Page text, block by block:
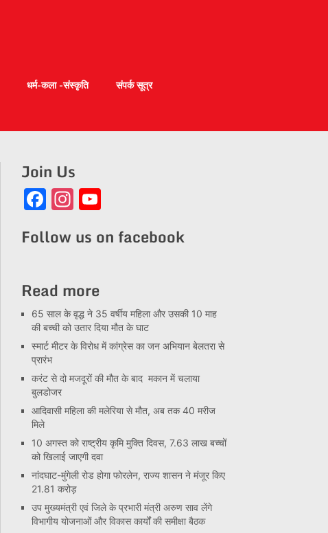
धर्म-कला -संस्कृति
संपर्क सूत्र
Join Us
Facebook
Instagram
Follow us on facebook
Read more
65 साल के वृद्ध ने 35 वर्षीय महिला और उसकी 10 माह
की बच्ची को उतार दिया मौत के घाट
स्मार्ट मीटर के विरोध में कांग्रेस का जन अभियान बेलतरा से
प्रारंभ
करंट से दो मजदूरों की मौत के बाद मकान में चलाया
बुलडोजर
आदिवासी महिला की मलेरिया से मौत, अब तक 40 मरीज
मिले
10 अगस्त को राष्ट्रीय कृमि मुक्ति दिवस, 7.63 लाख बच्चों
को खिलाई जाएगी दवा
नांदघाट-मुंगेली रोड होगा फोरलेन, राज्य शासन ने मंजूर किए
21.81 करोड़
उप मुख्यमंत्री एवं जिले के प्रभारी मंत्री अरुण साव लेंगे
विभागीय योजनाओं और विकास कार्यों की समीक्षा बैठक